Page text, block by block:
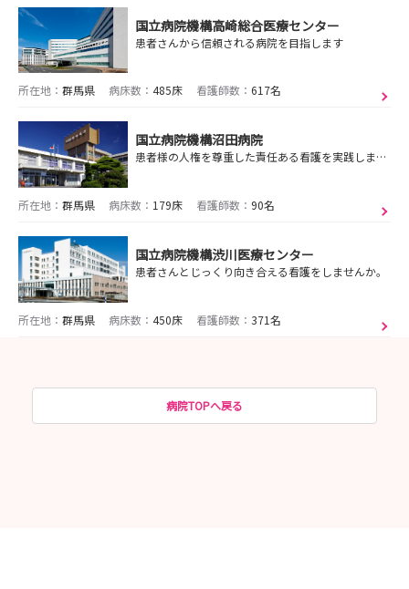
国立病院機構高崎総合医療センター
患者さんから信頼される病院を目指します
所在地： 群馬県 病床数： 485床 看護師数： 617名
国立病院機構沼田病院
患者様の人権を尊重した責任ある看護を実践します。政策医療（がん・循環器・災害）、へき地医療の看護に貢献し、質の高い看護を提供するために常に自己研鑽に努めます。
所在地： 群馬県 病床数： 179床 看護師数： 90名
国立病院機構渋川医療センター
患者さんとじっくり向き合える看護をしませんか。
所在地： 群馬県 病床数： 450床 看護師数： 371名
病院TOPへ戻る